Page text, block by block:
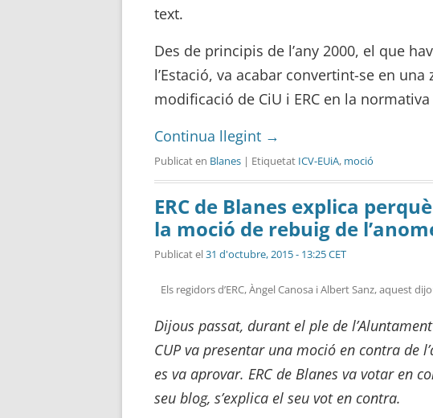
text.
Des de principis de l’any 2000, el que
l’Estació, va acabar convertint-se en
modificació de CiU i ERC en la
Continua llegint →
Publicat en Blanes | Etiquetat ICV-EUiA, moció
ERC de Blanes explica
la moció de rebuig de
Publicat el31 d'octubre, 2015 - 13:25 CET
Els regidors d’ERC, Àngel Canosa i Albert Sanz, aquest
Dijous passat, durant el ple de
CUP va presentar una moció en contra de
es va aprovar. ERC de Blanes va votar en
seu blog, s’explica el seu vot en contra.